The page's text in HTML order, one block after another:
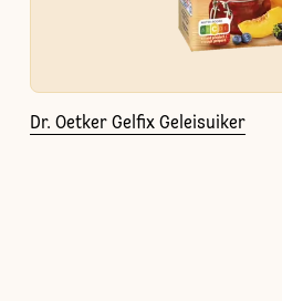
Dr. Oetker Gelfix Geleisuiker